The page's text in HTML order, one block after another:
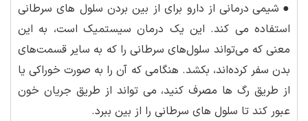
● شیمی درمانی از دارو برای از بین بردن سلول های سرطانی
استفاده می کند. این یک درمان سیستمیک است، به این
معنی که می‌تواند سلول‌های سرطانی را که به سایر قسمت‌های
بدن سفر کرده‌اند، بکشد. هنگامی که آن را به صورت خوراکی یا
از طریق رگ ها مصرف کنید، می تواند از طریق جریان خون
عبور کند تا سلول های سرطانی را از بین ببرد.